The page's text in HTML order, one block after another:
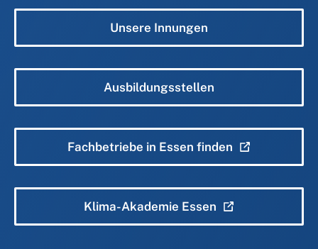
Unsere Innungen
Ausbildungsstellen
Fachbetriebe in Essen finden
Klima-Akademie Essen